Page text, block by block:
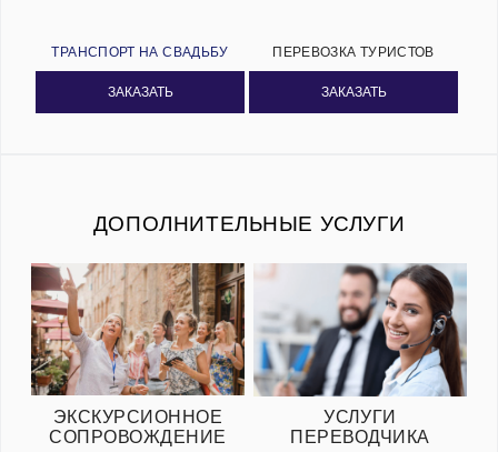
ТРАНСПОРТ НА СВАДЬБУ
ЗАКАЗАТЬ
ПЕРЕВОЗКА ТУРИСТОВ
ЗАКАЗАТЬ
ДОПОЛНИТЕЛЬНЫЕ УСЛУГИ
ЭКСКУРСИОННОЕ
СОПРОВОЖДЕНИЕ
УСЛУГИ
ПЕРЕВОДЧИКА